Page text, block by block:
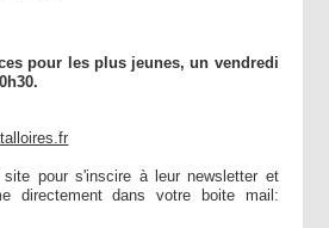
pour les plus jeunes, un vendredi
site pour s'inscire à leur newsletter et
directement dans votre boite mail: